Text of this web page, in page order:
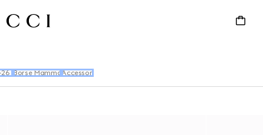
Borse Mamma Accessori